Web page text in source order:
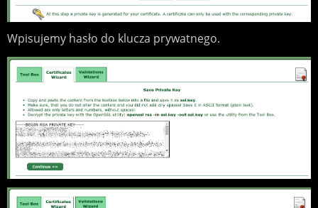
Wpisujemy hasło do klucza prywatnego.